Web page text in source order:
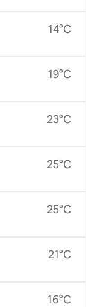
14°C
19°C
23°C
25°C
25°C
21°C
16°C